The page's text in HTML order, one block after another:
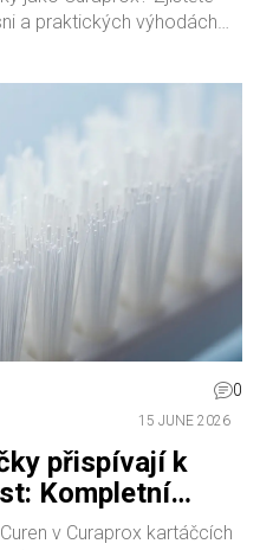
a praktických výhodách
0
15 JUNE 2026
přispívají k
Kompletní
v Curaprox kartáčcích